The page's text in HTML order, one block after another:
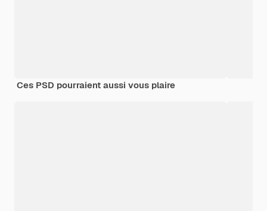
Ces PSD pourraient aussi vous plaire